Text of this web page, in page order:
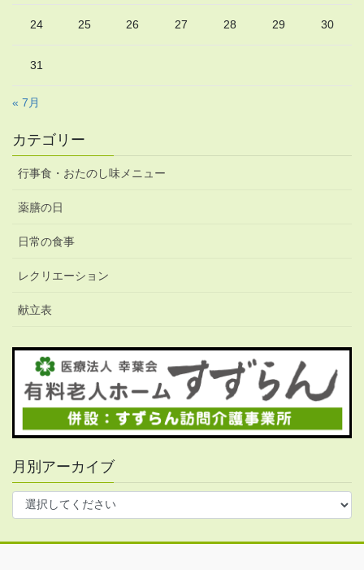
24 25 26 27 28 29 30
31
« 7月
カテゴリー
行事食・おたのし味メニュー
薬膳の日
日常の食事
レクリエーション
献立表
月別アーカイブ